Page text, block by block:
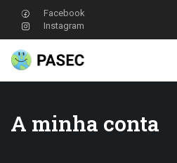
Facebook
Instagram
A minha conta